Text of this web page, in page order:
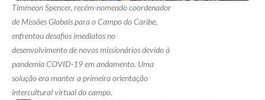
Timmeon Spencer, recém-nomeado coordenador
de Missões Globais para o Campo do Caribe,
enfrentou desafios imediatos no
desenvolvimento de novos missionários devido à
pandemia COVID-19 em andamento. Uma
solução era manter a primeira orientação
intercultural virtual do campo.